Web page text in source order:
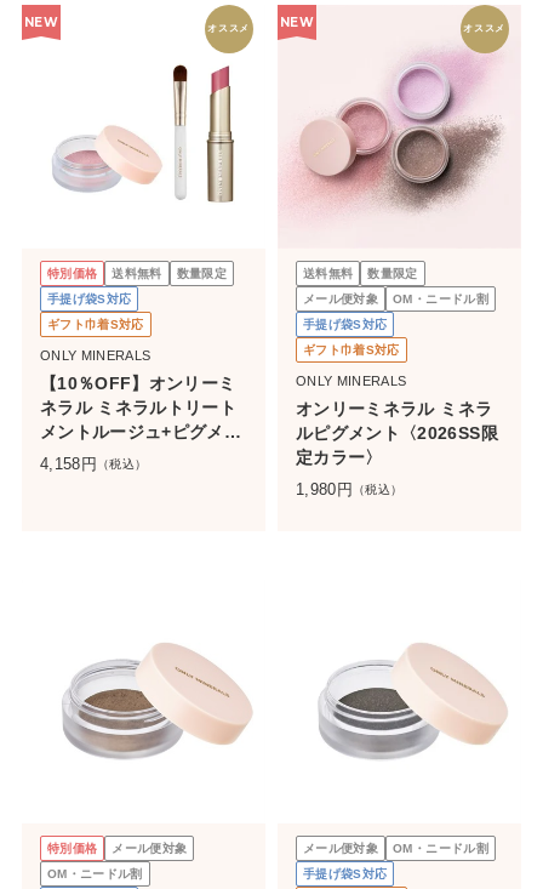
NEW オススメ
特別価格 送料無料
数量限定
手提げ袋S対応
ギフト巾着S対応
ONLY MINERALS
【10％OFF】オンリーミ
ネラル ミネラルトリート
メントルージュ+ピグメン
トセット
4,158 円 （税込）
NEW オススメ
送料無料
数量限定
メール便対象
OM・ニードル割
手提げ袋S対応
ギフト巾着S対応
ONLY MINERALS
オンリーミネラル ミネラ
ルピグメント〈2026SS限
定カラー〉
1,980 円 （税込）
特別価格
メール便対象
OM・ニードル割
メール便対象
OM・ニードル割
手提げ袋S対応